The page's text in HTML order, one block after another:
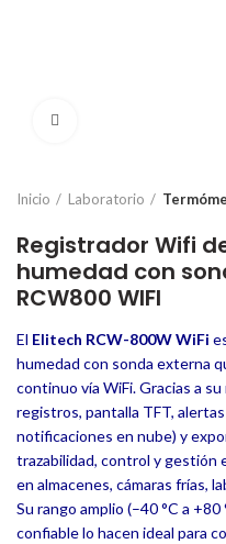
Inicio Laboratorio
Registrador Wifi
humedad con
RCW800 WIFI
El Elitech RCW-800W WiFi
humedad con sonda externa
continuo vía WiFi. Gracias a
registros, pantalla TFT,
notificaciones en nube) y
trazabilidad, control y gestión
en almacenes, cámaras frías,
Su rango amplio (–40 °C a
confiable lo hacen ideal para